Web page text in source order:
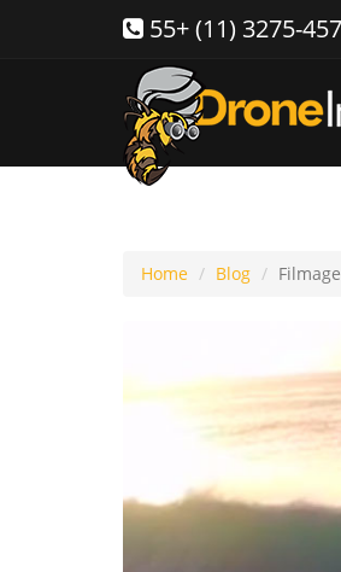
55+ (11) 3275-
Home Blog